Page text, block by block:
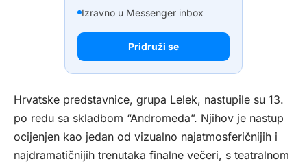
Izravno u Messenger inbox
Pridruži se
Hrvatske predstavnice, grupa Lelek, nastupile su 13.
po redu sa skladbom “Andromeda”. Njihov je nastup
ocijenjen kao jedan od vizualno najatmosferičnijih i
najdramatičnijih trenutaka finalne večeri, s teatralnom